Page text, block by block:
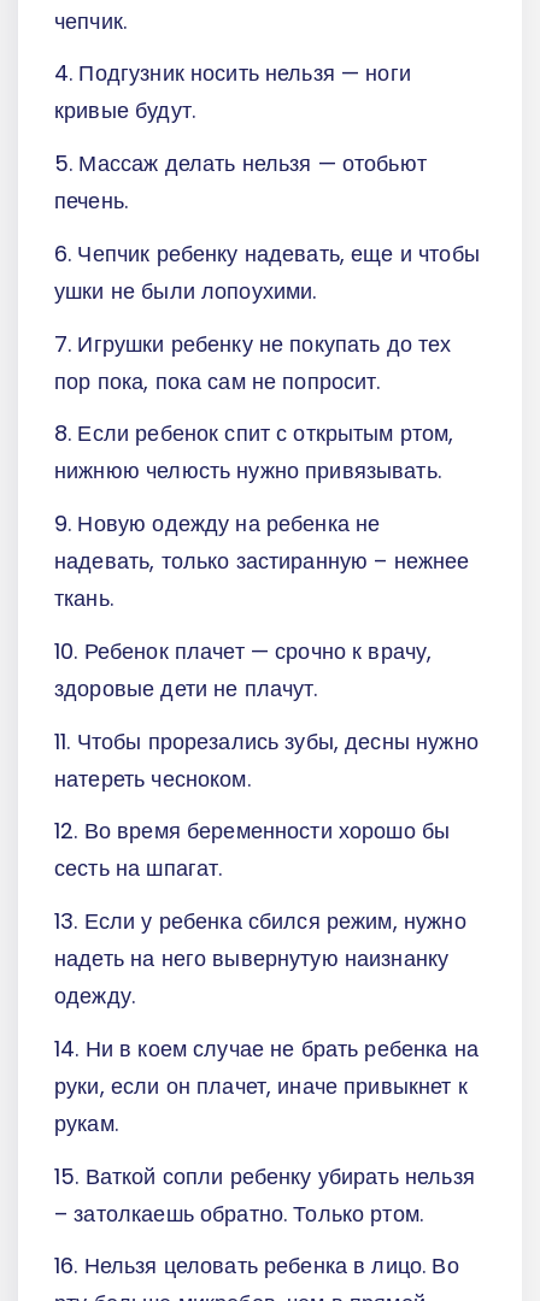
чепчик.
4. Подгузник носить нельзя — ноги
кривые будут.
5. Массаж делать нельзя — отобьют
печень.
6. Чепчик ребенку надевать, еще и чтобы
ушки не были лопоухими.
7. Игрушки ребенку не покупать до тех
пор пока, пока сам не попросит.
8. Если ребенок спит с открытым ртом,
нижнюю челюсть нужно привязывать.
9. Новую одежду на ребенка не
надевать, только застиранную – нежнее
ткань.
10. Ребенок плачет — срочно к врачу,
здоровые дети не плачут.
11. Чтобы прорезались зубы, десны нужно
натереть чесноком.
12. Во время беременности хорошо бы
сесть на шпагат.
13. Если у ребенка сбился режим, нужно
надеть на него вывернутую наизнанку
одежду.
14. Ни в коем случае не брать ребенка на
руки, если он плачет, иначе привыкнет к
рукам.
15. Ваткой сопли ребенку убирать нельзя
– затолкаешь обратно. Только ртом.
16. Нельзя целовать ребенка в лицо. Во